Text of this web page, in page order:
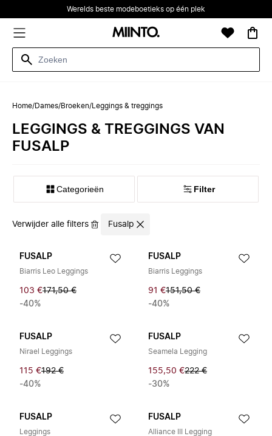
Werelds beste modeboetieks op één plek
Home/Dames/Broeken/ Leggings & treggings
LEGGINGS & TREGGINGS VAN
FUSALP
Categorieën Filter
Verwijder alle filters Fusalp
FUSALP
Biarris Leo Leggings
103 €171,50 €
-40%
FUSALP
Biarris Leggings
91 €151,50 €
-40%
FUSALP
Nirael Leggings
115 €192 €
-40%
FUSALP
Seamela Legging
155,50 €222 €
-30%
FUSALP
Leggings
FUSALP
Alliance III Legging